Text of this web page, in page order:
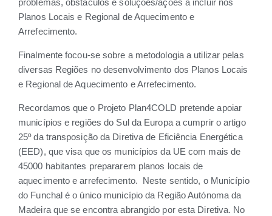
problemas, obstáculos e soluções/ações a incluir nos
Planos Locais e Regional de Aquecimento e
Arrefecimento.
Finalmente focou-se sobre a metodologia a utilizar pelas
diversas Regiões no desenvolvimento dos Planos Locais
e Regional de Aquecimento e Arrefecimento.
Recordamos que o Projeto Plan4COLD pretende apoiar
municípios e regiões do Sul da Europa a cumprir o artigo
25º da transposição da Diretiva de Eficiência Energética
(EED), que visa que os municípios da UE com mais de
45000 habitantes prepararem planos locais de
aquecimento e arrefecimento. Neste sentido, o Município
do Funchal é o único município da Região Autónoma da
Madeira que se encontra abrangido por esta Diretiva. No